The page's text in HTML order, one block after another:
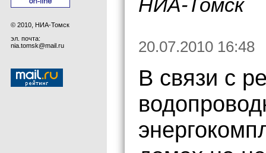
© 2010, НИА-Томск
эл. почта:
nia.tomsk@mail.ru
НИА-Томск
20.07.2010 16:48
В связи с